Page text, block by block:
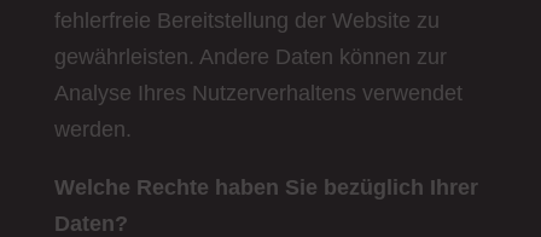
fehlerfreie Bereitstellung der Website zu
gewährleisten. Andere Daten können zur
Analyse Ihres Nutzerverhaltens verwendet
werden.
Welche Rechte haben Sie bezüglich Ihrer
Daten?